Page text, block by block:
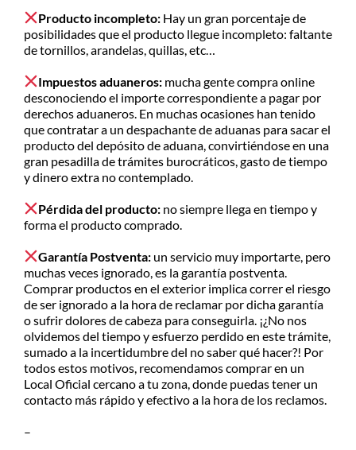
Producto incompleto: Hay un gran porcentaje de
posibilidades que el producto llegue incompleto: faltante
de tornillos, arandelas, quillas, etc…
Impuestos aduaneros: mucha gente compra online
desconociendo el importe correspondiente a pagar por
derechos aduaneros. En muchas ocasiones han tenido
que contratar a un despachante de aduanas para sacar el
producto del depósito de aduana, convirtiéndose en una
gran pesadilla de trámites burocráticos, gasto de tiempo
y dinero extra no contemplado.
Pérdida del producto: no siempre llega en tiempo y
forma el producto comprado.
Garantía Postventa: un servicio muy importarte, pero
muchas veces ignorado, es la garantía postventa.
Comprar productos en el exterior implica correr el riesgo
de ser ignorado a la hora de reclamar por dicha garantía
o sufrir dolores de cabeza para conseguirla. ¡¿No nos
olvidemos del tiempo y esfuerzo perdido en este trámite,
sumado a la incertidumbre del no saber qué hacer?! Por
todos estos motivos, recomendamos comprar en un
Local Oficial cercano a tu zona, donde puedas tener un
contacto más rápido y efectivo a la hora de los reclamos.
–